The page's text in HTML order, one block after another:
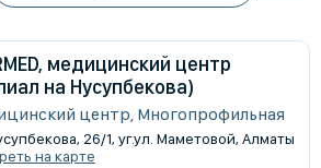
медицинский центр
на Нусупбекова)
центр, Многопрофильная
26/1, уг.ул. Маметовой, Алматы
на карте